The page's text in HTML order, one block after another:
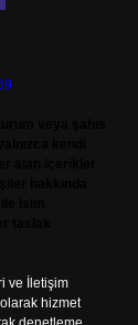
ve İletişim
olarak hizmet